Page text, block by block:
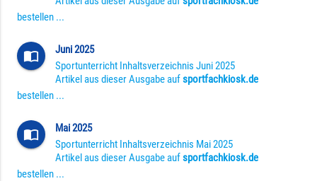
bestellen ...
import_contacts
Juni 2025
Sportunterricht Inhaltsverzeichnis Juni 2025
Artikel aus dieser Ausgabe aufsportfachkiosk.de
bestellen ...
import_contacts
Mai 2025
Sportunterricht Inhaltsverzeichnis Mai 2025
Artikel aus dieser Ausgabe aufsportfachkiosk.de
bestellen ...